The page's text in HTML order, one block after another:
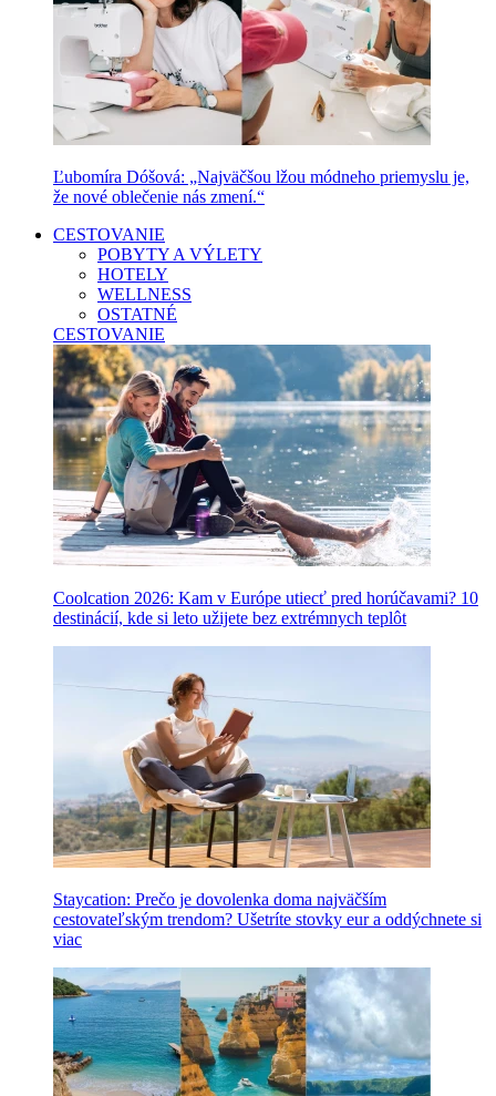
Ľubomíra Dóšová: „Najväčšou lžou módneho priemyslu je,
že nové oblečenie nás zmení.“
CESTOVANIE
POBYTY A VÝLETY
HOTELY
WELLNESS
OSTATNÉ
CESTOVANIE
Coolcation 2026: Kam v Európe utiecť pred horúčavami? 10
destinácií, kde si leto užijete bez extrémnych teplôt
Staycation: Prečo je dovolenka doma najväčším
cestovateľským trendom? Ušetríte stovky eur a oddýchnete si
viac